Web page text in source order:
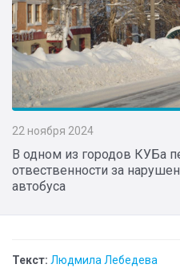
22 ноября 2024
В одном из городов КУБа
отвественности за
автобуса
Текст: Людмила Лебедева